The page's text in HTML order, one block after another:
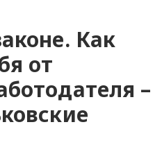
Как
от
–